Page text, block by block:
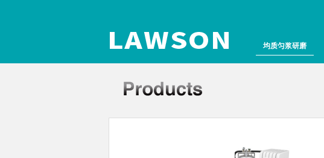
均质匀浆研磨